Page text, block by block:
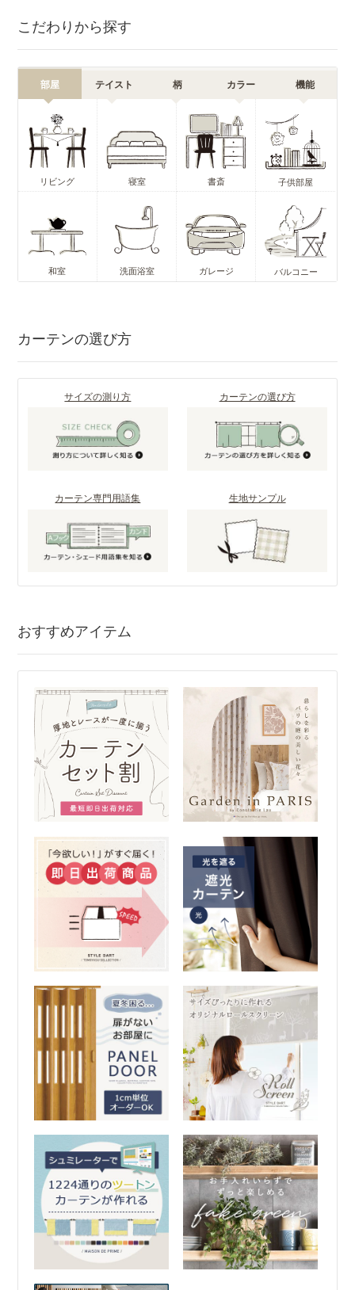
こだわりから探す
部屋 テイスト 柄 カラー 機能
リビング 寝室 書斎 子供部屋
和室 洗面浴室 ガレージ バルコニー
カーテンの選び方
サイズの測り方 カーテンの選び方
カーテン専門用語集 生地サンプル
おすすめアイテム